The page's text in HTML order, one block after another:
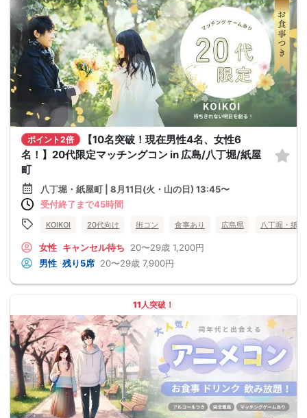
ポイント2倍
【10名突破！現在男性4名、女性6
名！】20代限定マッチングコン in 広島/八丁堀/紙屋
町
八丁堀・紙屋町 | 8月11日(火・山の日) 13:45〜
受付終了まで45時間
KOIKOI 20代向け 街コン 食事あり 広島県 八丁堀・紙
女性 キャンセル待ち 20〜29歳 1,200円
男性 残り5席 20〜29歳 7,900円
11人突破！